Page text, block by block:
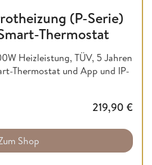
(P-Serie)
Thermostat
Heizleistung, TÜV, 5 Jahren
Thermostat und App und IP-
219,90 €
Shop